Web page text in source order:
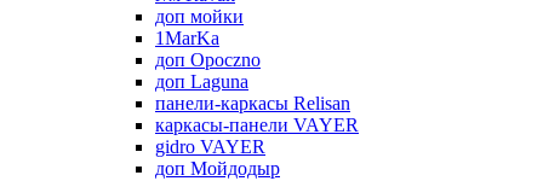
доп мойки
1MarKa
доп Opoczno
доп Laguna
панели-каркасы Relisan
каркасы-панели VAYER
gidro VAYER
доп Мойдодыр